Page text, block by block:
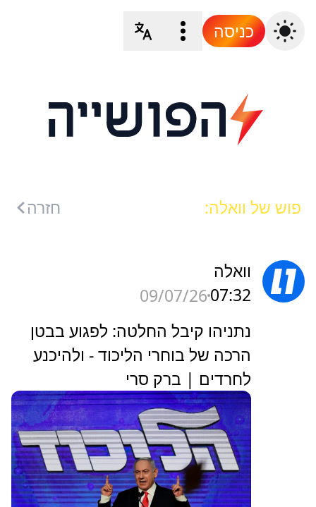
כניסה
פוש של וואלה: חזרה
וואלה
07:32
09/07/26
נתניהו קיבל החלטה: לפגוע בבטן
הרכה של בוחרי הליכוד - ולהיכנע
לחרדים | ברק סרי